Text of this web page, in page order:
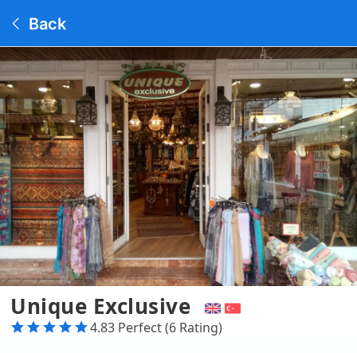
Back
Unique Exclusive
4.83 Perfect (6 Rating)